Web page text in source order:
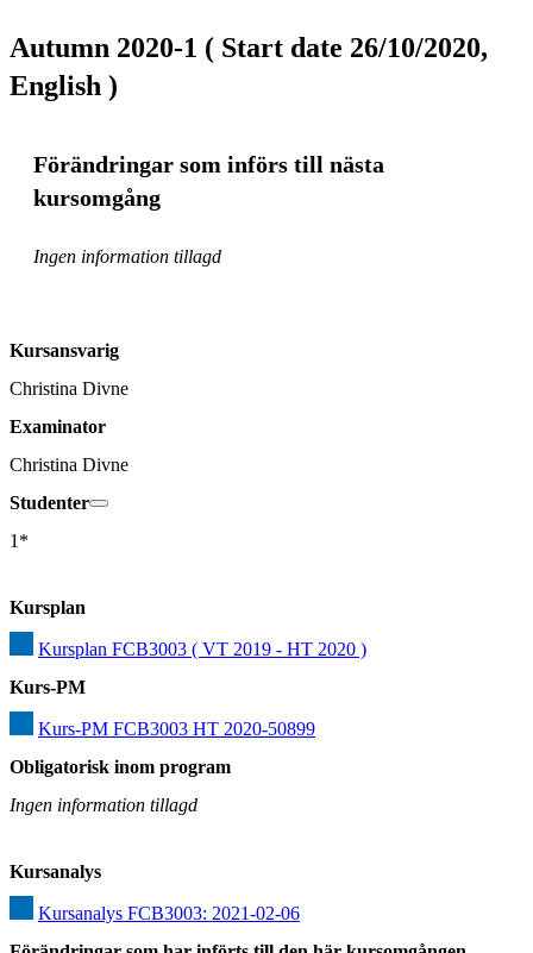
Autumn 2020-1 ( Start date 26/10/2020,
English )
Förändringar som införs till nästa
kursomgång
Ingen information tillagd
Kursansvarig
Christina Divne
Examinator
Christina Divne
Studenter
1*
Kursplan
Kursplan FCB3003 ( VT 2019 - HT 2020 )
Kurs-PM
Kurs-PM FCB3003 HT 2020-50899
Obligatorisk inom program
Ingen information tillagd
Kursanalys
Kursanalys FCB3003: 2021-02-06